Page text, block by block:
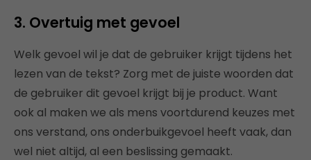
3. Overtuig met gevoel
Welk gevoel wil je dat de gebruiker krijgt tijdens het
lezen van de tekst? Zorg met de juiste woorden dat
de gebruiker dit gevoel krijgt bij je product. Want
ook al maken we als mens voortdurend keuzes met
ons verstand, ons onderbuikgevoel heeft vaak, dan
wel niet altijd, al een beslissing gemaakt.